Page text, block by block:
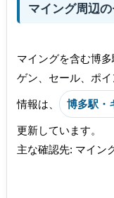
マイング周辺
マイングを含む博
ゲン、セール、ポ
情報は、 博多駅・
更新しています。
主な確認先: マイン